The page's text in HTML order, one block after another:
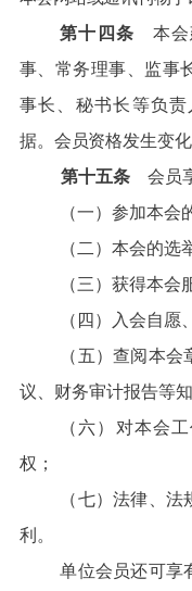
第十四条 本会
事、常务理事、监事
事长、秘书长等负
据。会员资格发生变
第十五条会员享
（一）参加本会
（二）本会的选
（三）获得本会
（四）入会自愿
（五）查阅本
议、财务审计报告等知
（六）对本会
权；
（七）法律、
利。
单位会员还可享